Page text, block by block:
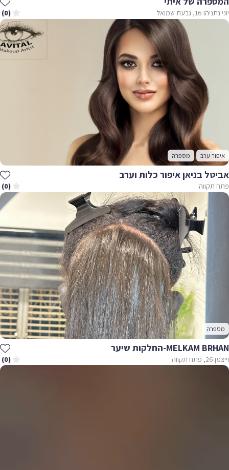
יוני נתניהו 16, גבעת שמואל (0)
איפור ערב מספרה
אביטל בניאן איפור כלות וערב
פתח תקווה (0)
מספרה
MELKAM BRHAN-החלקות שיער
וייצמן 26, פתח תקווה (0)